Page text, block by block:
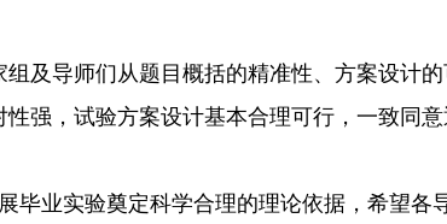
及导师们从题目概括的精准性、方案设计
强，试验方案设计基本合理可行，一致同
毕业实验奠定科学合理的理论依据，希望各